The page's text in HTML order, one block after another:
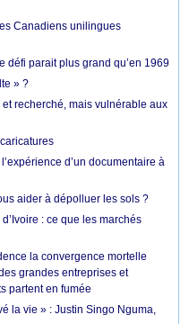
Canadiens unilingues
défi parait plus grand qu’en 1969
» ?
recherché, mais vulnérable aux
d’un documentaire à
aider à dépolluer les sols ?
: ce que les marchés
la convergence mortelle
grandes entreprises et
partent en fumée
la vie » : Justin Singo Nguma,